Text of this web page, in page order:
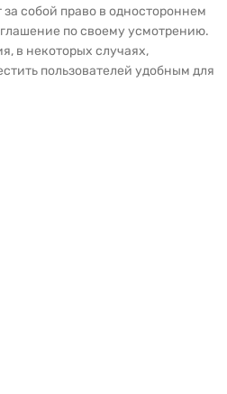
собой право в одностороннем
по своему усмотрению.
в некоторых случаях,
пользователей удобным для